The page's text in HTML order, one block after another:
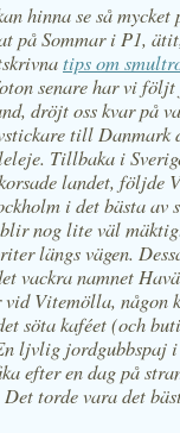
hinna se så mycket
på Sommar i P1,
tips om
senare har vi följt
dröjt oss kvar på
till Danmark
Tillbaka i
landet, följde
i det bästa av
nog lite väl
längs vägen.
vackra namnet
vid Vitemölla, någon
söta kaféet (och
ljvlig jordgubbspaj i
efter en dag på
torde vara det